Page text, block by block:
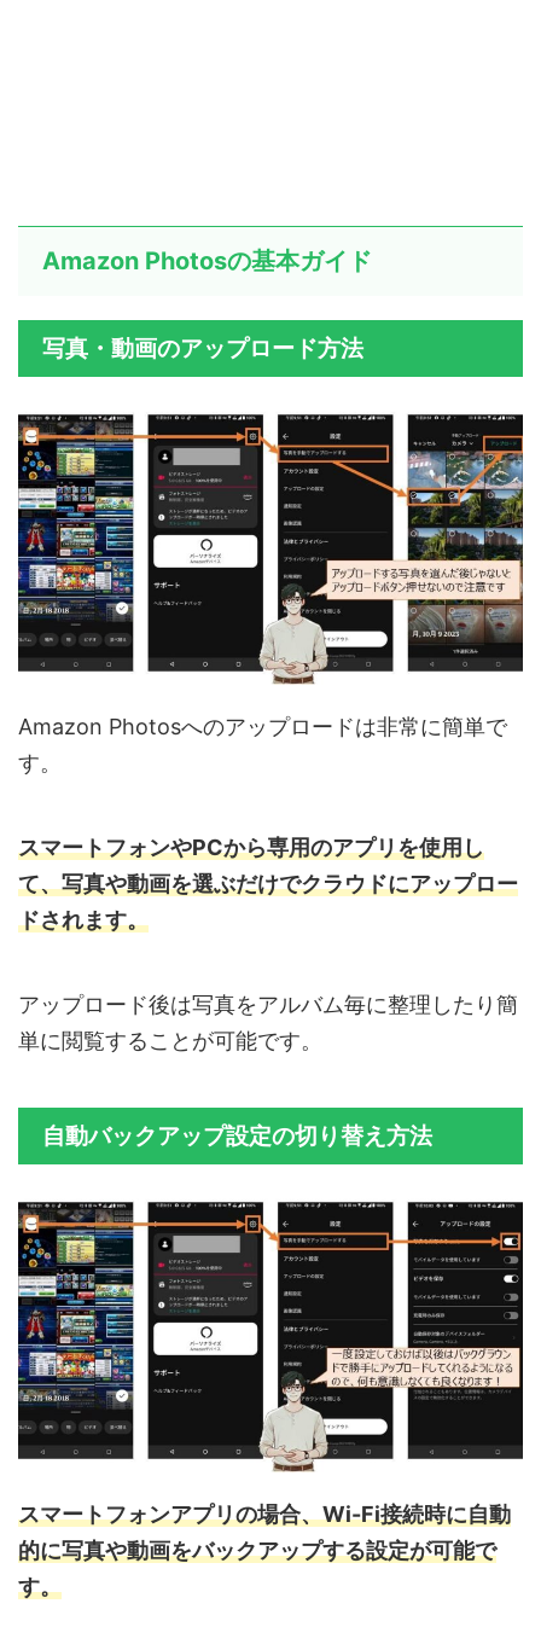
Amazon Photosの基本ガイド
写真・動画のアップロード方法
Amazon Photosへのアップロードは非常に簡単で
す。
スマートフォンやPCから専用のアプリを使用し
て、写真や動画を選ぶだけでクラウドにアップロー
ドされます。
アップロード後は写真をアルバム毎に整理したり簡
単に閲覧することが可能です。
自動バックアップ設定の切り替え方法
スマートフォンアプリの場合、Wi-Fi接続時に自動
的に写真や動画をバックアップする設定が可能で
す。